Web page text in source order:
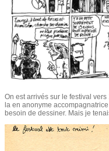
On est arrivés sur le festival vers
la en anonyme
besoin de dessiner. Mais je